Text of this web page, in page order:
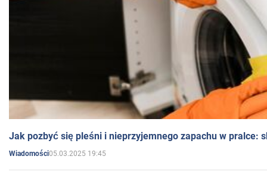
Jak pozbyć się pleśni i nieprzyjemnego zapachu w pralce:
Wiadomości05.03.2025 19:45